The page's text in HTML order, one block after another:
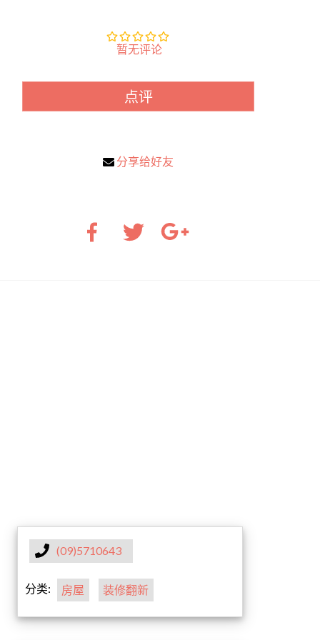
暂无评论
点评
分享给好友
(09)5710643
分类: 房屋 装修翻新